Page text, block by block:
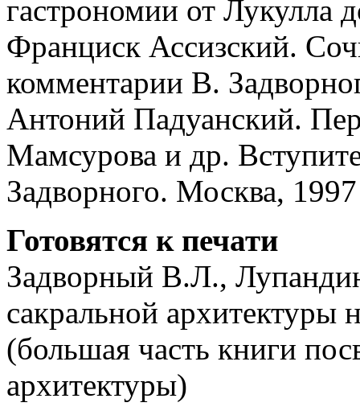
гастрономии от Лукулла
Франциск Ассизский.
комментарии В.
Антоний Падуанский.
Мамсурова и др.
Задворного. Москва, 1997
Готовятся к печати
Задворный В.Л.,
сакральной архитектуры
(большая часть книги
архитектуры)